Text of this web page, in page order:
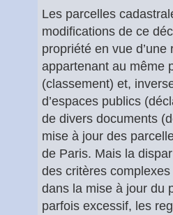
Les parcelles
modifications de ce
propriété en vue
appartenant au même
(classement) et,
d’espaces publics
de divers documents
mise à jour des
de Paris. Mais la
des critères
dans la mise à jour du
parfois excessif, les